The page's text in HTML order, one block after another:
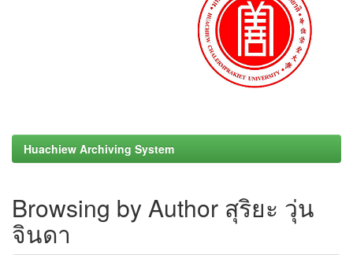
Huachiew Archiving System
Browsing by Author สุริยะ วุ่น
จินดา